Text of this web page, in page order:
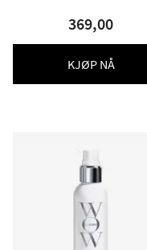
369,00
KJØP NÅ